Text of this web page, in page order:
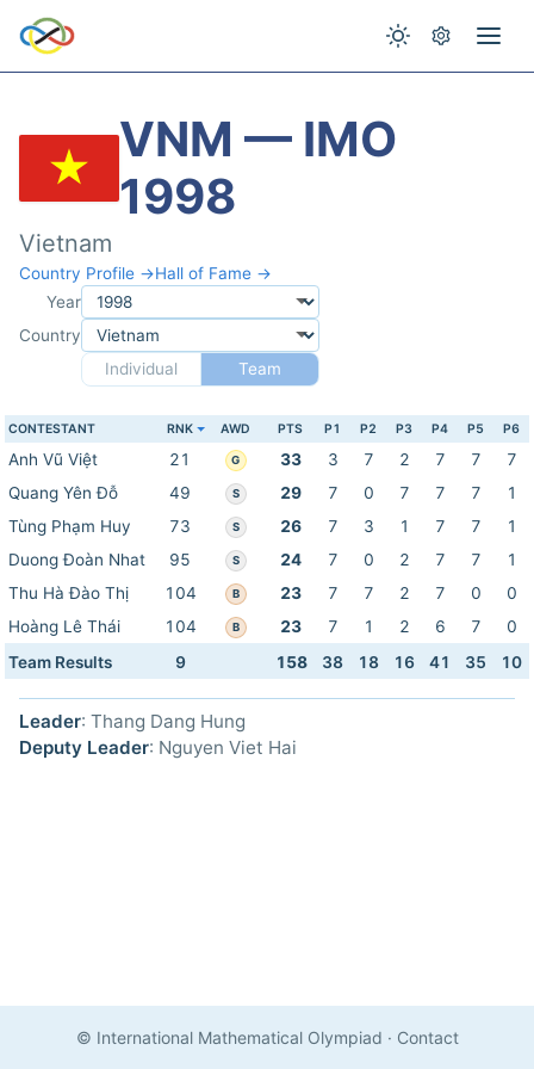
VNM — IMO
1998
Vietnam
Country Profile →Hall of Fame →
Year
Country
Individual
Team
CONTESTANT RNK AWD PTS P1 P2 P3 P4 P5 P6
Anh Vũ Việt 21 G 33 3 7 2 7 7
7
Quang Yên Đỗ
49 S 29 7 0 7 7 7
1
Tùng Phạm Huy
73 S 26 7 3 1 7 7
1
Duong Đoàn Nhat
95 S 24 7 0 2 7 7
1
Thu Hà Đào Thị
104 B 23 7 7 2 7 0
0
Hoàng Lê Thái
104 B 23 7 1 2 6 7
0
Team Results
9 158 38 18 16 41 35 10
Leader: Thang Dang Hung
Deputy Leader: Nguyen Viet Hai
© International Mathematical Olympiad · Contact